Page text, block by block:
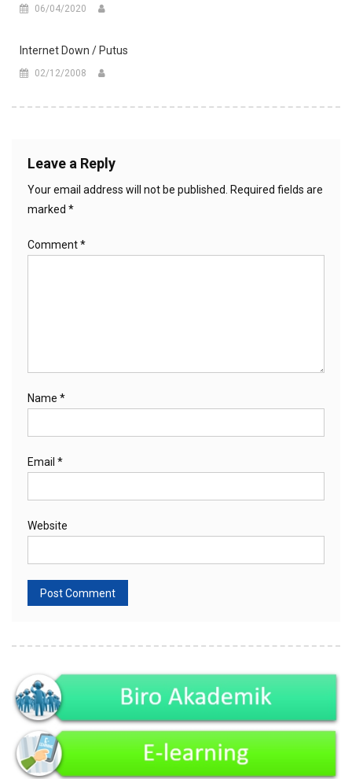
06/04/2020
Internet Down / Putus
02/12/2008
Leave a Reply
Your email address will not be published.
Required fields are
marked *
Comment*
Name *
Email *
Website